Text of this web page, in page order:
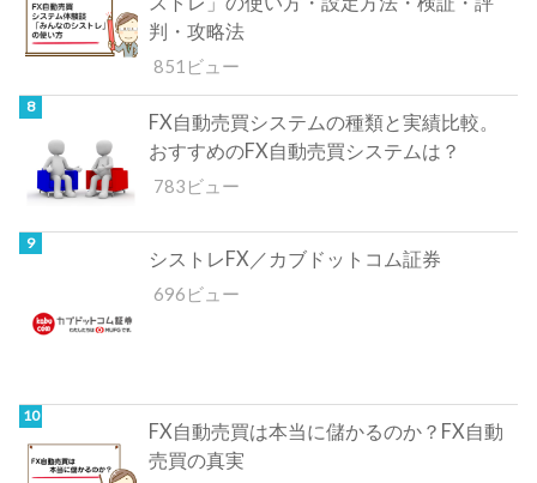
判・攻略法
851ビュー
FX自動売買システムの種類と実績比較。
おすすめのFX自動売買システムは？
783ビュー
シストレFX／カブドットコム証券
696ビュー
FX自動売買は本当に儲かるのか？FX自動
売買の真実